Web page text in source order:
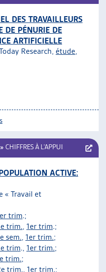
DES TRAVAILLEURS
DE PÉNURIE DE
ARTIFICIELLE
Research, étude,
» CHIFFRES À L’APPUI
ACTIVE:
« Travail et
trim.;
trim., 1er trim.;
sem., 1er trim.;
trim., 1er trim.;
trim.;
trim., 1er trim.;